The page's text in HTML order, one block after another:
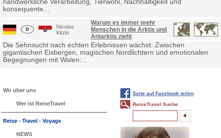
handwerkliche Verarbeitung, Tierwohl, Nachhaltigkeit und
konsequente...
Nicolas
Kitzki
Warum es immer mehr
Menschen in die Arktis und
Antarktis zieht
Die Sehnsucht nach echten Erlebnissen wächst: Zwischen
gigantischen Eisbergen, magischen Nordlichtern und emotionalen
Begegnungen mit Walen:...
Wir über uns
Wer ist ReiseTravel
Reise - Travel - Voyage
NEWS
Seite auf Facebook teilen
ReiseTravel Suche